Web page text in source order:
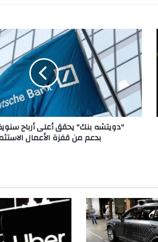
"
د
و
ي
ت
ش
ه
ب
ن
أ
ع
ل
ى
أ
ر
بدعم من قفزة الأعمال